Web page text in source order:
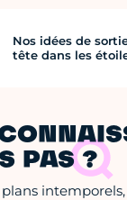
Nos idées de
tête dans les
PAS ?